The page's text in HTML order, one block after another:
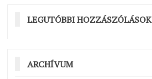
LEGUTÓBBI HOZZÁSZÓLÁSOK
ARCHÍVUM